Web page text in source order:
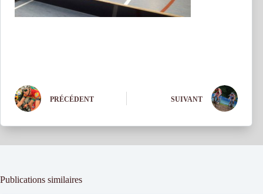
PRÉCÉDENT SUIVANT
Publications similaires